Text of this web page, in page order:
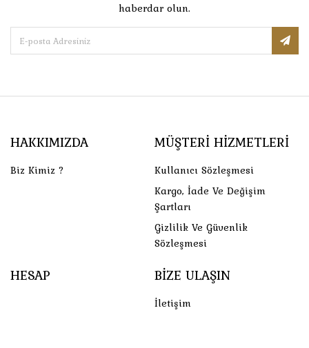
haberdar olun.
HAKKIMIZDA
Biz Kimiz ?
MÜŞTERI HIZMETLERI
Kullanıcı Sözleşmesi
Kargo, İade Ve Değişim
Şartları
Gizlilik Ve Güvenlik
Sözleşmesi
HESAP BIZE ULAŞIN
İletişim